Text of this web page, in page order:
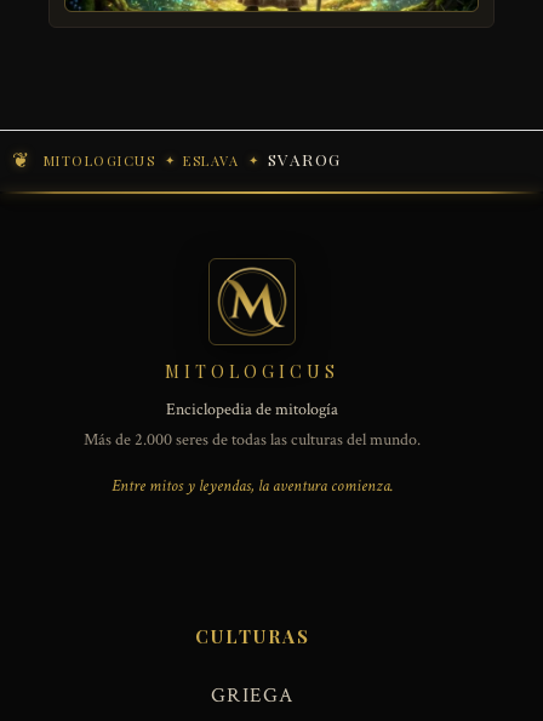
MITOLOGICUS ESLAVA SVAROG
MITOLOGICUS
Enciclopedia de mitología
Más de 2.000 seres de todas las culturas del mundo.
Entre mitos y leyendas, la aventura comienza.
CULTURAS
GRIEGA